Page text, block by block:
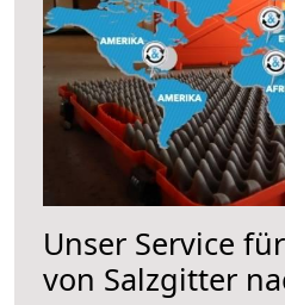
Unser Service
von Salzgitter